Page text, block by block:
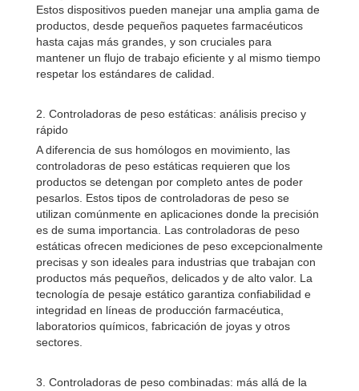
Estos dispositivos pueden manejar una amplia gama de
productos, desde pequeños paquetes farmacéuticos
hasta cajas más grandes, y son cruciales para
mantener un flujo de trabajo eficiente y al mismo tiempo
respetar los estándares de calidad.
2. Controladoras de peso estáticas: análisis preciso y
rápido
A diferencia de sus homólogos en movimiento, las
controladoras de peso estáticas requieren que los
productos se detengan por completo antes de poder
pesarlos. Estos tipos de controladoras de peso se
utilizan comúnmente en aplicaciones donde la precisión
es de suma importancia. Las controladoras de peso
estáticas ofrecen mediciones de peso excepcionalmente
precisas y son ideales para industrias que trabajan con
productos más pequeños, delicados y de alto valor. La
tecnología de pesaje estático garantiza confiabilidad e
integridad en líneas de producción farmacéutica,
laboratorios químicos, fabricación de joyas y otros
sectores.
3. Controladoras de peso combinadas: más allá de la